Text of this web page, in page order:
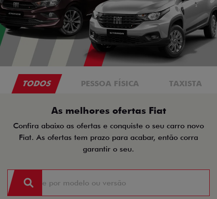
TODOS PESSOA FÍSICA TAXISTA
As melhores ofertas Fiat
Confira abaixo as ofertas e conquiste o seu carro novo
Fiat. As ofertas tem prazo para acabar, então corra
garantir o seu.